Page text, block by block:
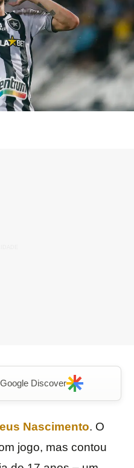
Discover
Nascimento. O
jogo, mas contou